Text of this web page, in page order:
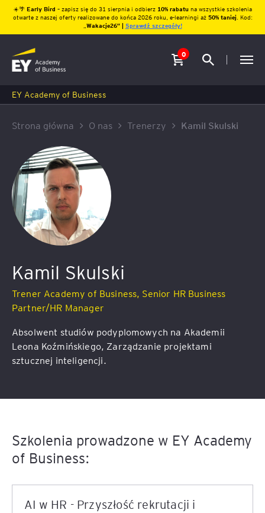
☀️🌴 Early Bird – zapisz się do 31 sierpnia i odbierz10% rabatu na wszystkie szkolenia
otwarte z naszej oferty realizowane do końca 2026 roku, e-learningi aż 50% taniej. Kod:
Wakacje26″ | Sprawdź szczegóły!
0
EY Academy of Business
Strona główna O nas Trenerzy Kamil Skulski
Kamil Skulski
Trener Academy of Business, Senior HR Business
Partner/HR Manager
Absolwent studiów podyplomowych na Akademii
Leona Koźmińskiego, Zarządzanie projektami
sztucznej inteligencji.
Szkolenia prowadzone w EY Academy
of Business:
AI w HR - Przyszłość rekrutacji i